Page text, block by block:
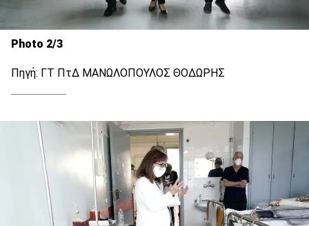
Photo 2/3
Πηγή: ΓΤ ΠτΔ ΜΑΝΩΛΟΠΟΥΛΟΣ ΘΟΔΩΡΗΣ